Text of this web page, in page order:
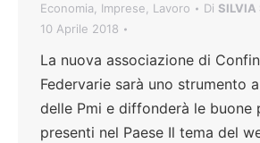
Economia, Imprese, Lavoro Di SILVIA
10 Aprile 2018
La nuova associazione di
Federvarie sarà uno strumento
delle Pmi e diffonderà le buone
presenti nel Paese Il tema del